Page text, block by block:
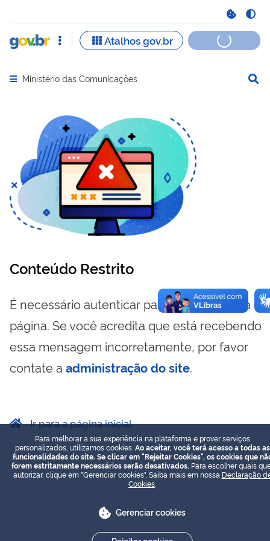
Abrir menu principal de navegação
Ministério das Comunicações
Conteúdo Restrito
É necessário autenticar para visualizar essa
página. Se você acredita que está recebendo
essa mensagem incorretamente, por favor
contate a administração do site.
Ir para a página inicial
Para melhorar a sua experiência na plataforma e prover serviços
personalizados, utilizamos cookies. Ao aceitar, você terá acesso a todas as
funcionalidades do site. Se clicar em "Rejeitar Cookies", os cookies que
forem estritamente necessários serão desativados. Para escolher quais
autorizar, clique em "Gerenciar cookies". Saiba mais em nossa Declaração
Cookies
Gerenciar cookies